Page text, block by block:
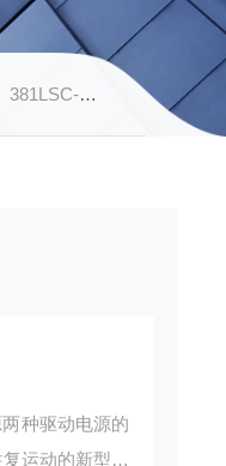
381LSC-260 381LXC-260厂家销售电子式直行程电动执行器
种驱动电源的
运动的新型执